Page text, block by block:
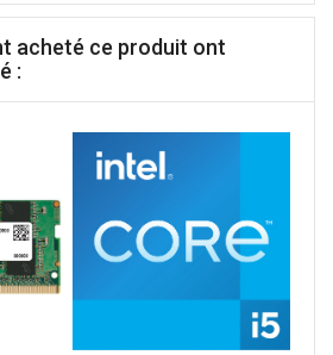
acheté ce produit ont
: